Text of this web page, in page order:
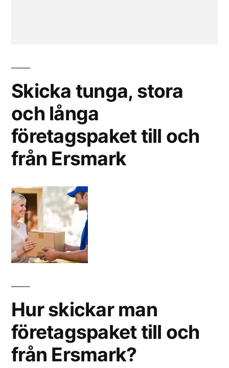
Skicka tunga, stora
och långa
företagspaket till och
från Ersmark
Hur skickar man
företagspaket till och
från Ersmark?